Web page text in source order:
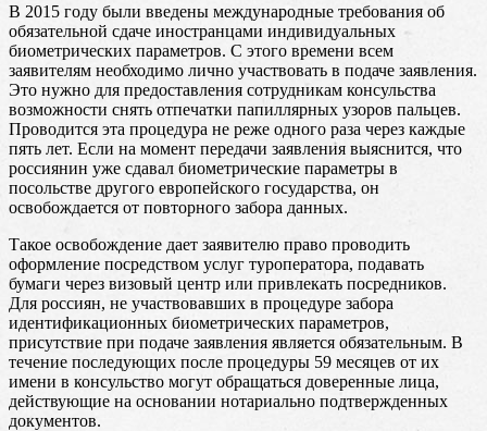
В 2015 году были введены международные требования об
обязательной сдаче иностранцами индивидуальных
биометрических параметров. С этого времени всем
заявителям необходимо лично участвовать в подаче заявления.
Это нужно для предоставления сотрудникам консульства
возможности снять отпечатки папиллярных узоров пальцев.
Проводится эта процедура не реже одного раза через каждые
пять лет. Если на момент передачи заявления выяснится, что
россиянин уже сдавал биометрические параметры в
посольстве другого европейского государства, он
освобождается от повторного забора данных.
Такое освобождение дает заявителю право проводить
оформление посредством услуг туроператора, подавать
бумаги через визовый центр или привлекать посредников.
Для россиян, не участвовавших в процедуре забора
идентификационных биометрических параметров,
присутствие при подаче заявления является обязательным. В
течение последующих после процедуры 59 месяцев от их
имени в консульство могут обращаться доверенные лица,
действующие на основании нотариально подтвержденных
документов.